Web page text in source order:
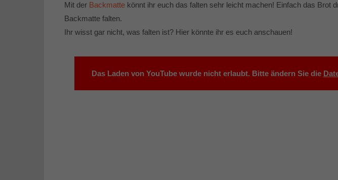
Mit der Backmatte könnt ihr euch das falten sehr leicht machen! Einfach das Brot
Backmatte falten.
Ihr wisst gar nicht, was falten ist? Hier könnte ihr es euch anschauen!
Das Laden von YouTube wurde nicht erlaubt. Bitte ändern Sie die